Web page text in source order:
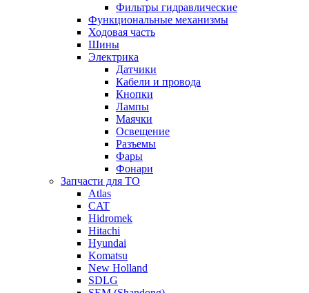
Фильтры гидравлические
Функциональные механизмы
Ходовая часть
Шины
Электрика
Датчики
Кабели и провода
Кнопки
Лампы
Маячки
Освещение
Разъемы
Фары
Фонари
Запчасти для ТО
Atlas
CAT
Hidromek
Hitachi
Hyundai
Komatsu
New Holland
SDLG